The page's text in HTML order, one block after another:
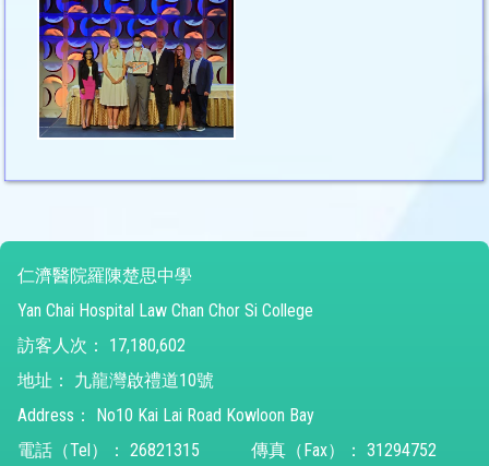
仁濟醫院羅陳楚思中學
Yan Chai Hospital Law Chan Chor Si College
訪客人次：
17,180,602
地址：
九龍灣啟禮道10號
Address：
No10 Kai Lai Road Kowloon Bay
電話（Tel）： 26821315 傳真（Fax）： 31294752